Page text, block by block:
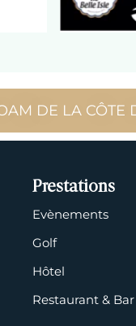
DE LA CÔTE
Prestations
Evènements
Golf
Hôtel
Restaurant & Bar